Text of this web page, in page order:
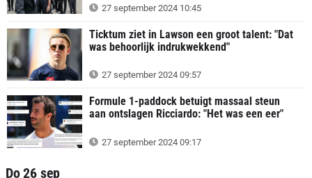
27 september 2024 10:45
Ticktum ziet in Lawson een groot talent: "Dat
was behoorlijk indrukwekkend"
27 september 2024 09:57
Formule 1-paddock betuigt massaal steun
aan ontslagen Ricciardo: "Het was een eer"
27 september 2024 09:17
Do 26 sep